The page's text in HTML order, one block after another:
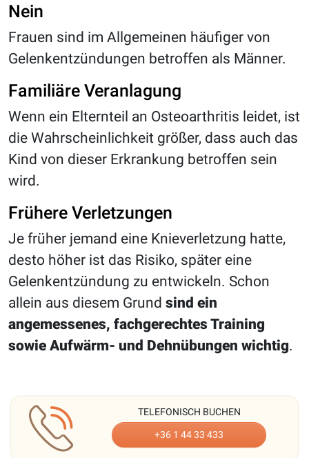
Nein
Frauen sind im Allgemeinen häufiger von
Gelenkentzündungen betroffen als Männer.
Familiäre Veranlagung
Wenn ein Elternteil an Osteoarthritis leidet, ist
die Wahrscheinlichkeit größer, dass auch das
Kind von dieser Erkrankung betroffen sein
wird.
Frühere Verletzungen
Je früher jemand eine Knieverletzung hatte,
desto höher ist das Risiko, später eine
Gelenkentzündung zu entwickeln. Schon
allein aus diesem Grund sind ein
angemessenes, fachgerechtes Training
sowie Aufwärm- und Dehnübungen wichtig.
TELEFONISCH BUCHEN
+36 1 44 33 433